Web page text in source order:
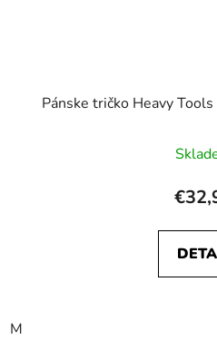
Pánske tričko Heavy
M